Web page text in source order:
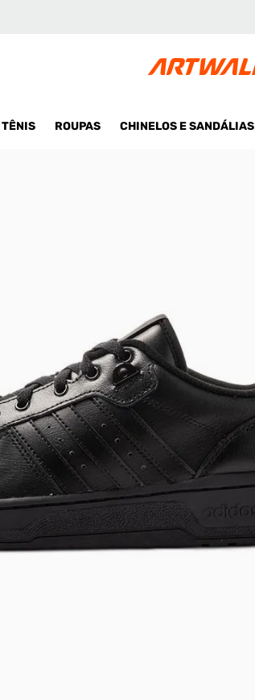
TÊNIS ROUPAS CHINELOS E SANDÁLIAS